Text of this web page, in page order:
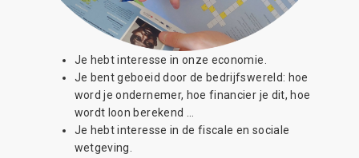
Je hebt interesse in onze economie.
Je bent geboeid door de bedrijfswereld: hoe
word je ondernemer, hoe financier je dit, hoe
wordt loon berekend …
Je hebt interesse in de fiscale en sociale
wetgeving.